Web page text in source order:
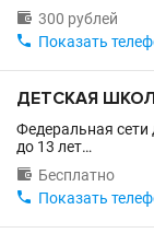
 300 рублей
 Показать
ДЕТСКАЯ
Федеральная сети
до 13 лет…
 Бесплатно
 Показать